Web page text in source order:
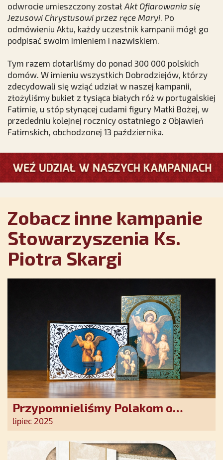
odwrocie umieszczony został Akt Ofiarowania się
Jezusowi Chrystusowi przez ręce Maryi . Po
odmówieniu Aktu, każdy uczestnik kampanii mógł go
podpisać swoim imieniem i nazwiskiem.
Tym razem dotarliśmy do ponad 300 000 polskich
domów. W imieniu wszystkich Dobrodziejów, którzy
zdecydowali się wziąć udział w naszej kampanii,
złożyliśmy bukiet z tysiąca białych róż w portugalskiej
Fatimie, u stóp słynącej cudami figury Matki Bożej, w
przededniu kolejnej rocznicy ostatniego z Objawień
Fatimskich, obchodzonej 13 października.
Zobacz inne kampanie
Stowarzyszenia Ks.
Piotra Skargi
Przypomnieliśmy Polakom o
obecności Anioła Stróża!
lipiec 2025